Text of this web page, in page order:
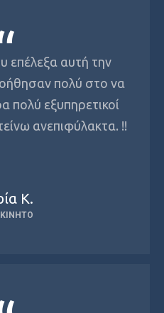
επέλεξα αυτή την
πολύ στο να
πολύ εξυπηρετικοί
ανεπιφύλακτα. !!
Κ.